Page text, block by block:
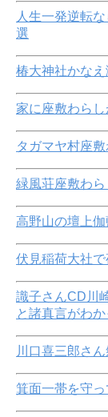
人生一発逆転
選
椿大神社かな
家に座敷わら
タガマヤ村座
緑風荘座敷わ
高野山の壇上
伏見稲荷大社
識子さんCD川
と諸真言がわか
川口喜三郎さ
箕面一帯を守っ